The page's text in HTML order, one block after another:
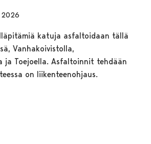
katuja asfaltoidaan tällä
Vanhakoivistolla,
ja Toejoella. Asfaltoinnit tehdään
on liikenteenohjaus.